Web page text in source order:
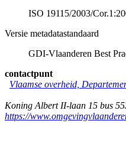
ISO 19115/2003/
Versie metadatastandaard
GDI-Vlaanderen Best
contactpunt
Vlaamse overheid,
Koning Albert II-laan 15 bus
https://